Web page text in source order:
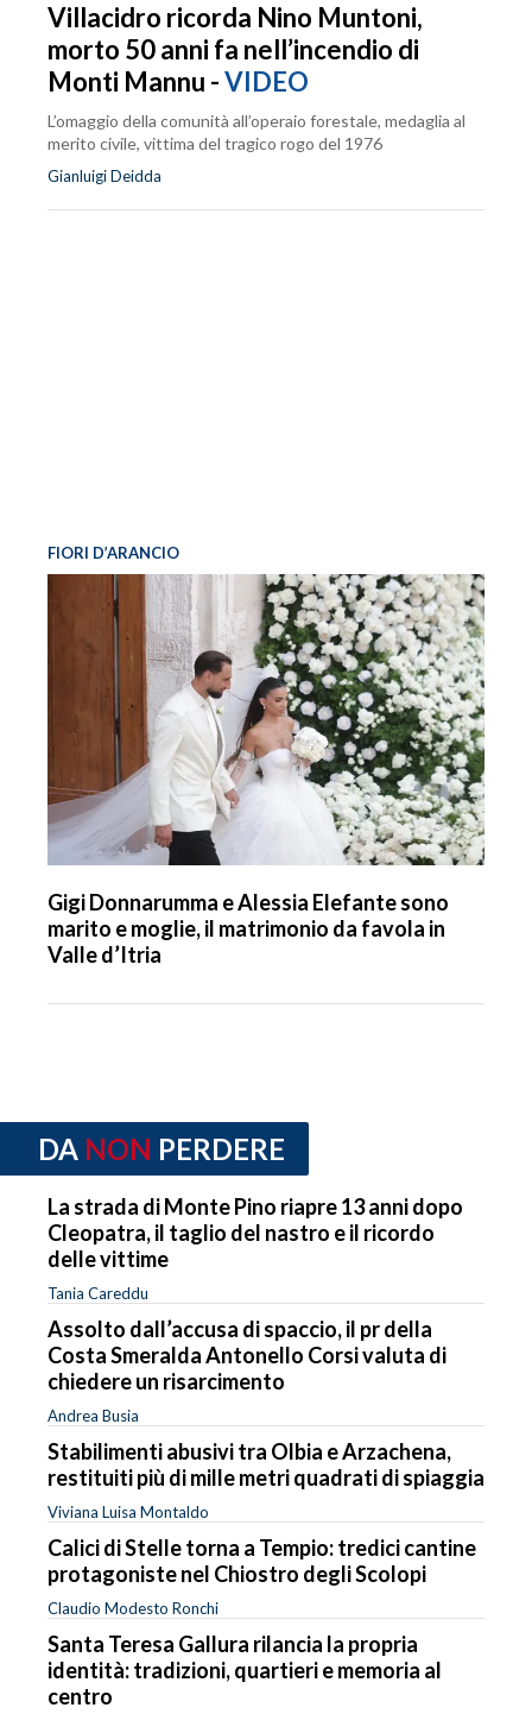
Villacidro ricorda Nino Muntoni,
morto 50 anni fa nell’incendio di
Monti Mannu -VIDEO
L’omaggio della comunità all’operaio forestale, medaglia al
merito civile, vittima del tragico rogo del 1976
Gianluigi Deidda
FIORI D’ARANCIO
Gigi Donnarumma e Alessia Elefante sono
marito e moglie, il matrimonio da favola in
Valle d’Itria
DA NON PERDERE
La strada di Monte Pino riapre 13 anni dopo
Cleopatra, il taglio del nastro e il ricordo
delle vittime
Tania Careddu
Assolto dall’accusa di spaccio, il pr della
Costa Smeralda Antonello Corsi valuta di
chiedere un risarcimento
Andrea Busia
Stabilimenti abusivi tra Olbia e Arzachena,
restituiti più di mille metri quadrati di spiaggia
Viviana Luisa Montaldo
Calici di Stelle torna a Tempio: tredici cantine
protagoniste nel Chiostro degli Scolopi
Claudio Modesto Ronchi
Santa Teresa Gallura rilancia la propria
identità: tradizioni, quartieri e memoria al
centro